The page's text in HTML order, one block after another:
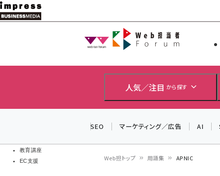
メ
イ
教育講座
EC支援
Web担当
人気／注目 から探す
SEO マーケティング／広告 AI
Web担トップ 用語集 APNIC